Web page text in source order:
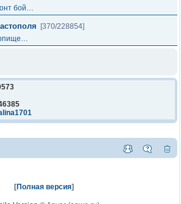
бой…
[370/228854]
[Полная версия]